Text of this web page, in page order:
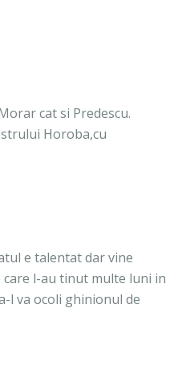
cat si Predescu.
Horoba,cu
e talentat dar vine
l-au tinut multe luni in
l va ocoli ghinionul de